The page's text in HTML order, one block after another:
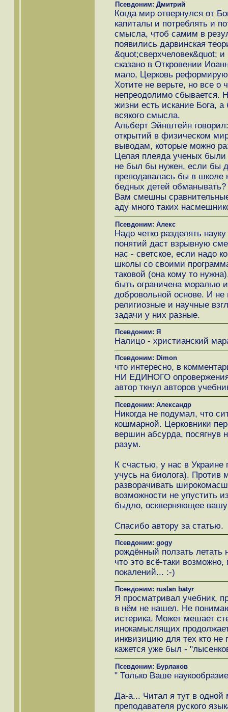
Псевдоним: Дмитрий
Когда мир отвернулся от
капиталы и потреблять и
смысла, чтоб самим в
появились дарвинская
&quot;сверхчеловек&quot;
сказано в Откровении
мало, Церковь
Хотите не верьте, но все о
непреодолимо сбывается.
жизни есть искание Бога,
всякого смысла.
Альберт Эйнштейн
открытий в физическом
выводам, которые можно
Целая плеяда ученых
не был бы нужен, если бы
преподавалась бы в школе
бедных детей обманывать?
Вам смешны
аду много таких
Псевдоним: Алекс
Надо четко разделять
понятий даст взрывную
нас - светское, если надо
школы со своими
таковой (она кому то
быть ограничена моралью
добровольной основе. И не
религиозные и научные
задачи у них разные.
Псевдоним: Я
Налицо - христианский
Псевдоним: Dimon
что интересно, в
НИ ЕДИНОГО опровержения
автор ткнул авторов
Псевдоним: Александр
Никогда не подумал, что
кошмарной. Церковники
вершин абсурда, посягнув
разум.
К счастью, у нас в Украине
учусь на биолога). Против
разворачивать
возможности не упустить
быдло, оскверняющее
Спасибо автору за статью.
Псевдоним: gogy
рождённый ползать
что это всё-таки возможно,
покалений... :-)
Псевдоним: ruslan batyr
Я просматривал учебник,
в нём не нашел. Не
истерика. Может мешает
инокамыслящих
инквизицию для тех кто
кажется уже был -
Псевдоним: Бурлаков
" Только Ваше
Да-а... Читал я тут в одной
преподавателя руского